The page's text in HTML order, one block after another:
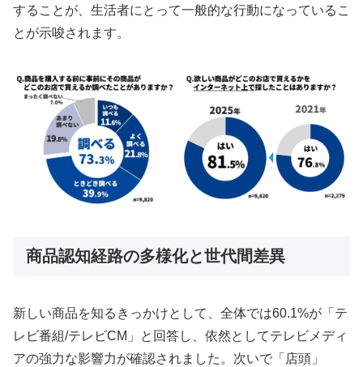
することが、生活者にとって一般的な行動になっているこ
とが示唆されます。
商品認知経路の多様化と世代間差異
新しい商品を知るきっかけとして、全体では60.1%が「テ
レビ番組/テレビCM」と回答し、依然としてテレビメディ
アの強力な影響力が確認されました。次いで「店頭」